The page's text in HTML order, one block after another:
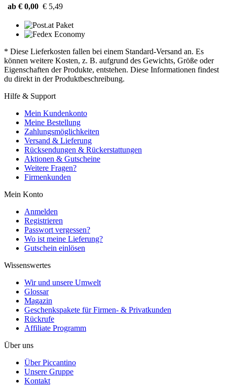
ab € 0,00 € 5,49
* Diese Lieferkosten fallen bei einem Standard-Versand an. Es
können weitere Kosten, z. B. aufgrund des Gewichts, Größe oder
Eigenschaften der Produkte, entstehen. Diese Informationen findest
du direkt in der Produktbeschreibung.
Hilfe & Support
Mein Kundenkonto
Meine Bestellung
Zahlungsmöglichkeiten
Versand & Lieferung
Rücksendungen & Rückerstattungen
Aktionen & Gutscheine
Weitere Fragen?
Firmenkunden
Mein Konto
Anmelden
Registrieren
Passwort vergessen?
Wo ist meine Lieferung?
Gutschein einlösen
Wissenswertes
Wir und unsere Umwelt
Glossar
Magazin
Geschenkspakete für Firmen- & Privatkunden
Rückrufe
Affiliate Programm
Über uns
Über Piccantino
Unsere Gruppe
Kontakt